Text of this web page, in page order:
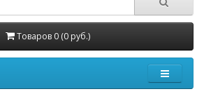
Товаров 0 (0 руб.)